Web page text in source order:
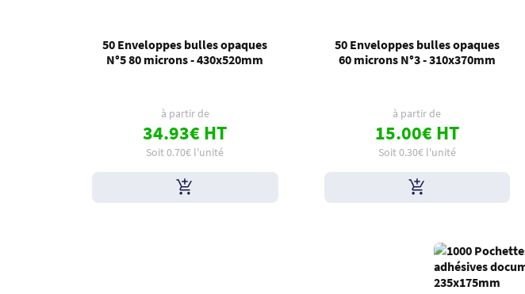
50 Enveloppes bulles opaques
N°5 80 microns - 430x520mm
à partir de
34.93€ HT
Soit 0.70€ l'unité
50 Enveloppes bulles opaques
60 microns N°3 - 310x370mm
à partir de
15.00€ HT
Soit 0.30€ l'unité